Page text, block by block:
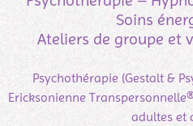
Soins
Ateliers de groupe et
Psychothérapie (Gestalt &
Ericksonienne
adultes et